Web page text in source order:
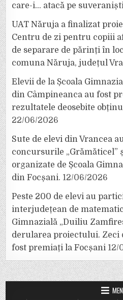
care-i… atacă pe
UAT Năruja a finalizat
Centru de zi pentru copiii
de separare de părinți în
comuna Năruja, județul
Elevii de la Școala
din Câmpineanca au fost
rezultatele deosebite
22/06/2026
Sute de elevi din Vrancea
concursurile „Grămăticel”
organizate de Școala
din Focșani. 12/06/2026
Peste 200 de elevi au
interjudețean de
Gimnazială „Duiliu
derularea proiectului. Zeci
fost premiați la Focșani 12/